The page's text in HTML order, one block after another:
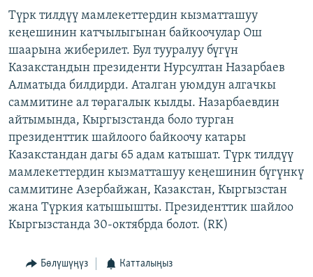
БИЗ ЖАНА ДҮЙНӨ
ЭЖЕ-СИҢДИЛЕР
АЗАТТЫК+
ЫҢГАЙСЫЗ СУРООЛОР
Русский
ОНЛАЙН ШЕРИНЕ
ЭЕ/АРнун бардык сайттары
Түрк тилдүү мамлекеттердин кызматташуу
кеңешинин катчылыгынан байкоочулар Ош
шаарына жиберилет. Бул тууралуу бүгүн
Казакстандын президенти Нурсултан Назарбаев
Алматыда билдирди. Аталган уюмдун алгачкы
саммитине ал төрагалык кылды. Назарбаевдин
айтымында, Кыргызстанда боло турган
президенттик шайлоого байкоочу катары
Казакстандан дагы 65 адам катышат. Түрк тилдүү
мамлекеттердин кызматташуу кеңешинин бүгүнкү
саммитине Азербайжан, Казакстан, Кыргызстан
жана Түркия катышышты. Президенттик шайлоо
Кыргызстанда 30-октябрда болот. (RK)
Бөлүшүңүз Катталыңыз